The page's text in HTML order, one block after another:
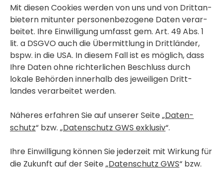
Mit diesen Cookies werden von uns und von Dritt­an­
bie­tern mitunter perso­nen­be­zo­gene Daten verar­
beitet. Ihre Einwil­li­gung umfasst gem. Art. 49 Abs. 1
lit. a DSGVO auch die Übermitt­lung in Dritt­länder,
bspw. in die USA. In diesem Fall ist es möglich, dass
Ihre Daten ohne rich­ter­li­chen Beschluss durch
lokale Behörden inner­halb des jewei­ligen Dritt­
landes verar­beitet werden.
Näheres erfahren Sie auf unserer Seite „Daten­
schutz“ bzw. „Daten­schutz GWS exklusiv“.
Ihre Einwil­li­gung können Sie jeder­zeit mit Wirkung für
die Zukunft auf der Seite „Daten­schutz GWS“ bzw.
oder ausblenden